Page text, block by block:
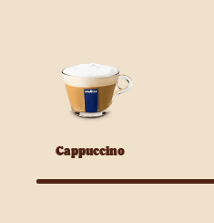
Cappuccino